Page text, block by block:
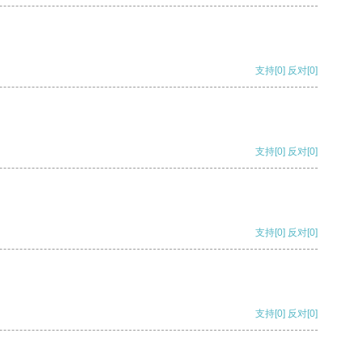
支持[0] 反对[0]
支持[0] 反对[0]
支持[0] 反对[0]
支持[0] 反对[0]